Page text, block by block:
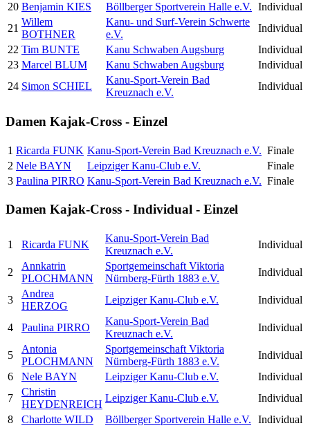
20 Benjamin KIES Böllberger Sportverein Halle e.V. Individual
21
Willem
BOTHNER
Kanu- und Surf-Verein Schwerte
e.V.
Individual
22 Tim BUNTE Kanu Schwaben Augsburg
Individual
23 Marcel BLUM Kanu Schwaben Augsburg
Individual
24 Simon SCHIEL
Kanu-Sport-Verein Bad
Kreuznach e.V.
Individual
Damen Kajak-Cross - Einzel
1 Ricarda FUNK Kanu-Sport-Verein Bad Kreuznach e.V. Finale
2 Nele BAYN Leipziger Kanu-Club e.V.
Finale
3 Paulina PIRRO Kanu-Sport-Verein Bad Kreuznach e.V. Finale
Damen Kajak-Cross - Individual - Einzel
1 Ricarda FUNK
Kanu-Sport-Verein Bad
Kreuznach e.V.
Individual
2
Annkatrin
PLOCHMANN
Sportgemeinschaft Viktoria
Nürnberg-Fürth 1883 e.V.
Individual
3
Andrea
HERZOG
Leipziger Kanu-Club e.V. Individual
4 Paulina PIRRO
Kanu-Sport-Verein Bad
Kreuznach e.V.
Individual
5
Antonia
PLOCHMANN
Sportgemeinschaft Viktoria
Nürnberg-Fürth 1883 e.V.
Individual
6
Nele BAYN Leipziger Kanu-Club e.V.
Individual
7
Christin
HEYDENREICH
Leipziger Kanu-Club e.V.
Individual
8
Charlotte WILD Böllberger Sportverein Halle e.V.
Individual